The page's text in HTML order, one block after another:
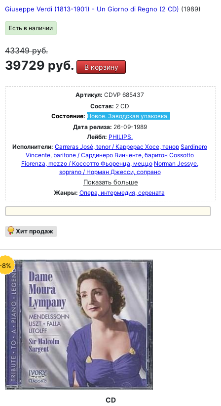
Giuseppe Verdi (1813-1901) - Un Giorno di Regno (2 CD) (1989)
Есть в наличии
43349руб.
39729 руб. В корзину
Артикул: CDVP 685437
Состав: 2 CD
Состояние: Новое. Заводская упаковка.
Дата релиза: 26-09-1989
Лейбл: PHILIPS.
Исполнители: Carreras José, tenor / Каррерас Хосе, тенор Sardinero
Vincente, baritone / Сардинеро Винченте, баритон Cossotto
Fiorenza, mezzo / Коссотто Фьоренца, меццо Norman Jessye,
soprano / Норман Джесси, сопрано
Показать больше
Жанры: Опера, интермедия, серената
Хит продаж
8%
CD